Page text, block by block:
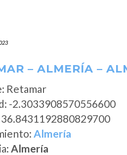
– ALMERÍA –
Retamar
-2.3033908570556600
Almería
Almería